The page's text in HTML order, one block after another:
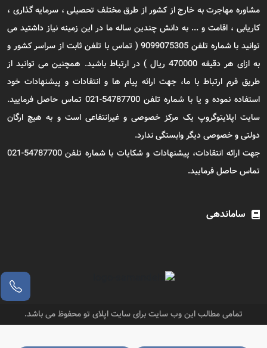
مشاوره مهاجرت به خارج از کشور از طرق مختلف تحصیلی ، سرمایه گذاری ،
کاریابی ، اقامت و ... به دانش چندین ساله ما در این زمینه نیاز داشتید می
توانید با شماره تلفن 9099075305 ( تماس با تلفن ثابت از سراسر کشور و
به ازای هر دقیقه 470000 ریال ) در ارتباط باشید. همچنین می توانید از
طریق فرم ارتباط با ما، جهت ارائه پیام ها و انتقادات و پیشنهادات خود
استفاده نموده و یا با شماره تلفن 54787700-021 تماس حاصل فرمایید.
سایت اپلایتوگروپ یک مرکز خصوصی و غیرانتفاعی است و به هیچ ارگان
دولتی و خصوصی دیگر وابستگی ندارد.
جهت ارائه انتقادات، پیشنهادات و شکایات با شماره تلفن 54787700-021
تماس حاصل فرمایید.
ساماندهی
تمامی مطالب این وب سایت برای سایت اپلای تو محفوظ می باشد.